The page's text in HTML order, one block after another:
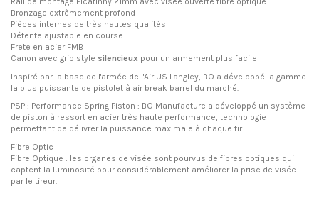
Bronzage extrêmement profond
Pièces internes de très hautes qualités
Détente ajustable en course
Frete en acier FMB
Canon avec grip style silencieux pour un armement plus facile
Inspiré par la base de l'armée de l'Air US Langley, BO a développé la gamme
la plus puissante de pistolet à air break barrel du marché.
PSP : Performance Spring Piston : BO Manufacture a développé un système
de piston à ressort en acier très haute performance, technologie
permettant de délivrer la puissance maximale à chaque tir.
Fibre Optic
Fibre Optique : les organes de visée sont pourvus de fibres optiques qui
captent la luminosité pour considérablement améliorer la prise de visée
par le tireur.